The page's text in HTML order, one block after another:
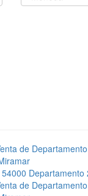
Departamento